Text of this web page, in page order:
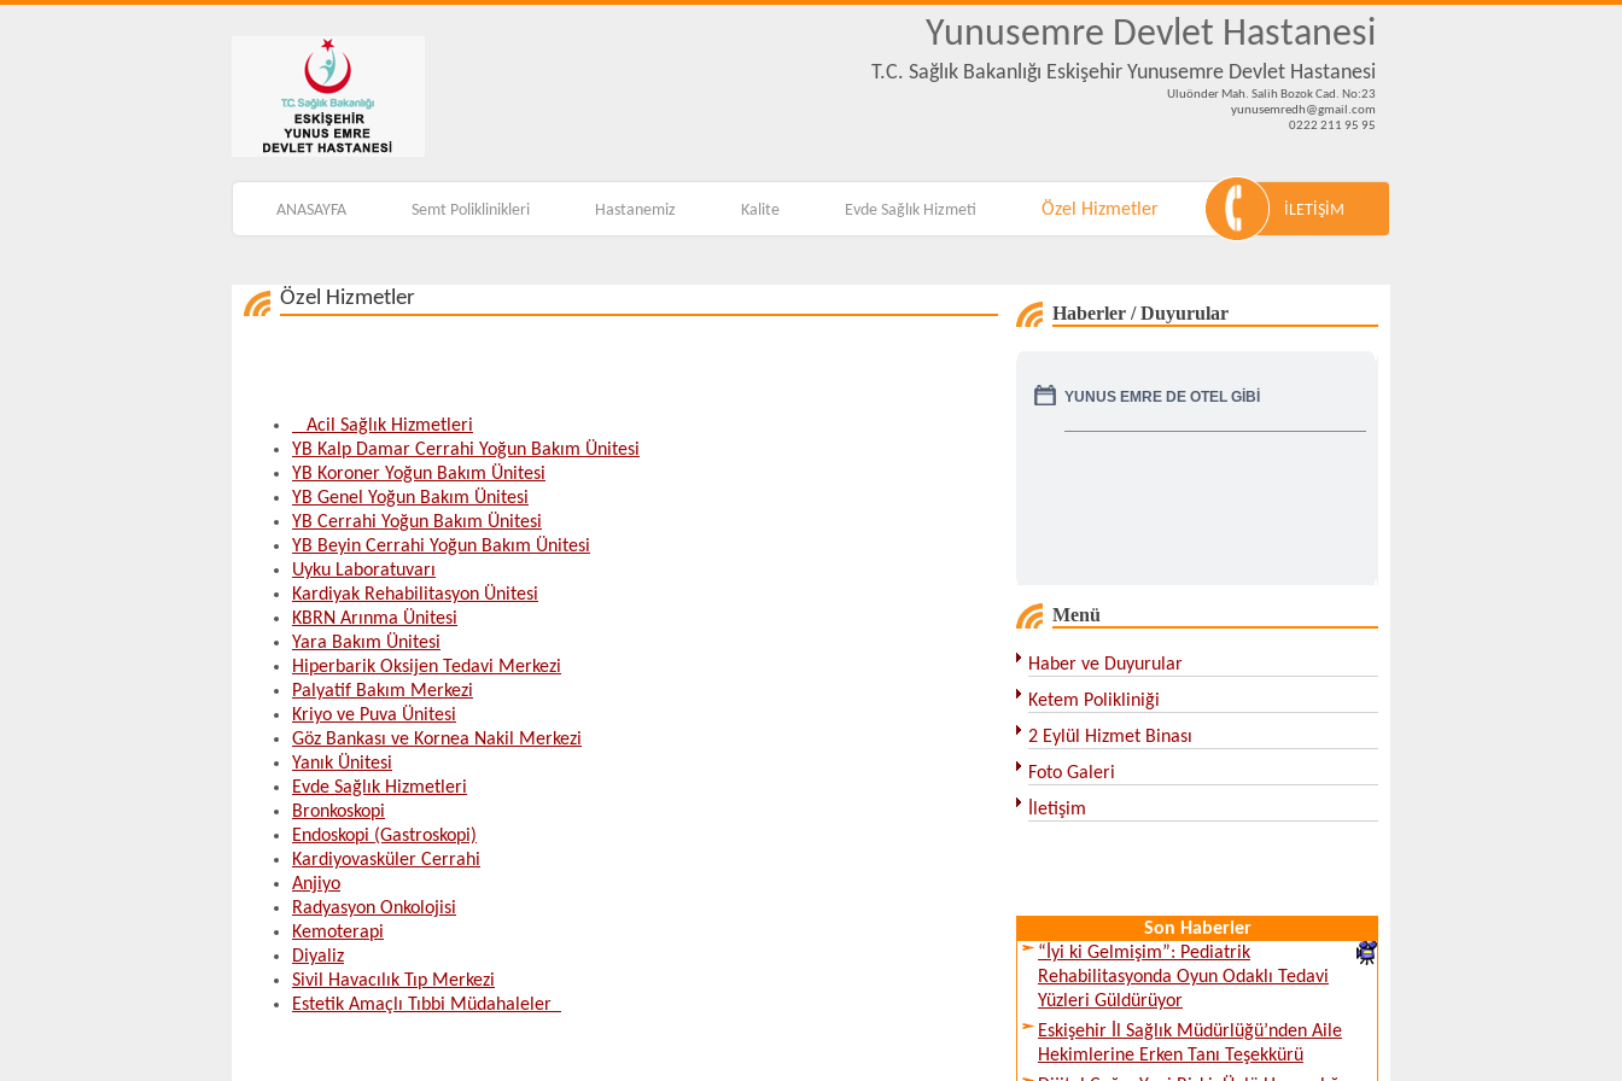
Yunusemre Devlet Hastanesi
T.C. Sağlık Bakanlığı Eskişehir Yunusemre Devlet Hastanesi
Uluönder Mah. Salih Bozok Cad. No:23
yunusemredh@gmail.com
0222 211 95 95
ANASAYFA Semt Poliklinikleri Hastanemiz Kalite Evde Sağlık Hizmeti Özel Hizmetler İLETİŞİM
Özel Hizmetler
Acil Sağlık Hizmetleri
YB Kalp Damar Cerrahi Yoğun Bakım Ünitesi
YB Koroner Yoğun Bakım Ünitesi
YB Genel Yoğun Bakım Ünitesi
YB Cerrahi Yoğun Bakım Ünitesi
YB Beyin Cerrahi Yoğun Bakım Ünitesi
Uyku Laboratuvarı
Kardiyak Rehabilitasyon Ünitesi
KBRN Arınma Ünitesi
Yara Bakım Ünitesi
Hiperbarik Oksijen Tedavi Merkezi
Palyatif Bakım Merkezi
Kriyo ve Puva Ünitesi
Göz Bankası ve Kornea Nakil Merkezi
Yanık Ünitesi
Evde Sağlık Hizmetleri
Bronkoskopi
Endoskopi (Gastroskopi)
Kardiyovasküler Cerrahi
Anjiyo
Radyasyon Onkolojisi
Kemoterapi
Diyaliz
Sivil Havacılık Tıp Merkezi
Estetik Amaçlı Tıbbi Müdahaleler
Haberler / Duyurular
YUNUS EMRE DE OTEL GİBİ
Menü
Haber ve Duyurular
Ketem Polikliniği
2 Eylül Hizmet Binası
Foto Galeri
İletişim
Son Haberler
“İyi ki Gelmişim”: Pediatrik
Rehabilitasyonda Oyun Odaklı Tedavi
Yüzleri Güldürüyor
Eskişehir İl Sağlık Müdürlüğü’nden Aile
Hekimlerine Erken Tanı Teşekkürü